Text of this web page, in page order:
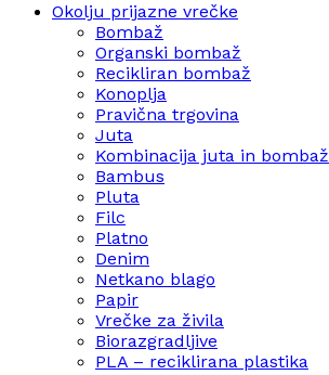
Okolju prijazne vrečke
Bombaž
Organski bombaž
Recikliran bombaž
Konoplja
Pravična trgovina
Juta
Kombinacija juta in bombaž
Bambus
Pluta
Filc
Platno
Denim
Netkano blago
Papir
Vrečke za živila
Biorazgradljive
PLA – reciklirana plastika